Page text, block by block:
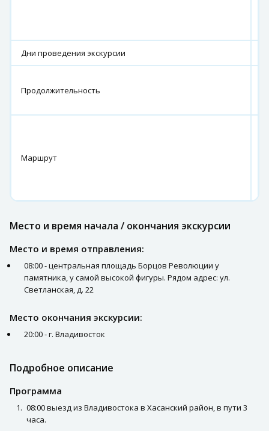
Дни проведения экскурсии
Продолжительность
Маршрут
Место и время начала / окончания экскурсии
Место и время отправления:
08:00 - центральная площадь Борцов Революции у
памятника, у самой высокой фигуры. Рядом адрес: ул.
Светланская, д. 22
Место окончания экскурсии:
20:00 - г. Владивосток
Подробное описание
Программа
08:00 выезд из Владивостока в Хасанский район, в пути 3
часа.